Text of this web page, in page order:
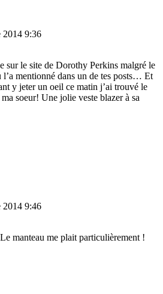
2014 9:36
sur le site de Dorothy Perkins malgré le
mentionné dans un de tes posts… Et
y jeter un oeil ce matin j’ai trouvé le
soeur! Une jolie veste blazer à sa
2014 9:46
manteau me plait particulièrement !